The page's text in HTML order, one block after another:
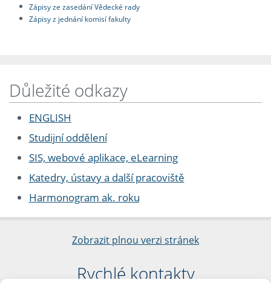
Zápisy ze zasedání Vědecké rady
Zápisy z jednání komisí fakulty
Důležité odkazy
ENGLISH
Studijní oddělení
SIS, webové aplikace, eLearning
Katedry, ústavy a další pracoviště
Harmonogram ak. roku
Zobrazit plnou verzi stránek
Rychlé kontakty